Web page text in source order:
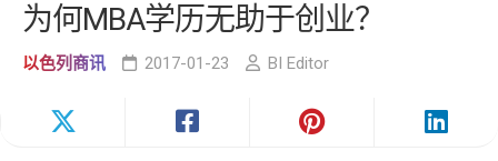
为何MBA学历无助于创业？
以色列商讯 2017-01-23 BI Editor